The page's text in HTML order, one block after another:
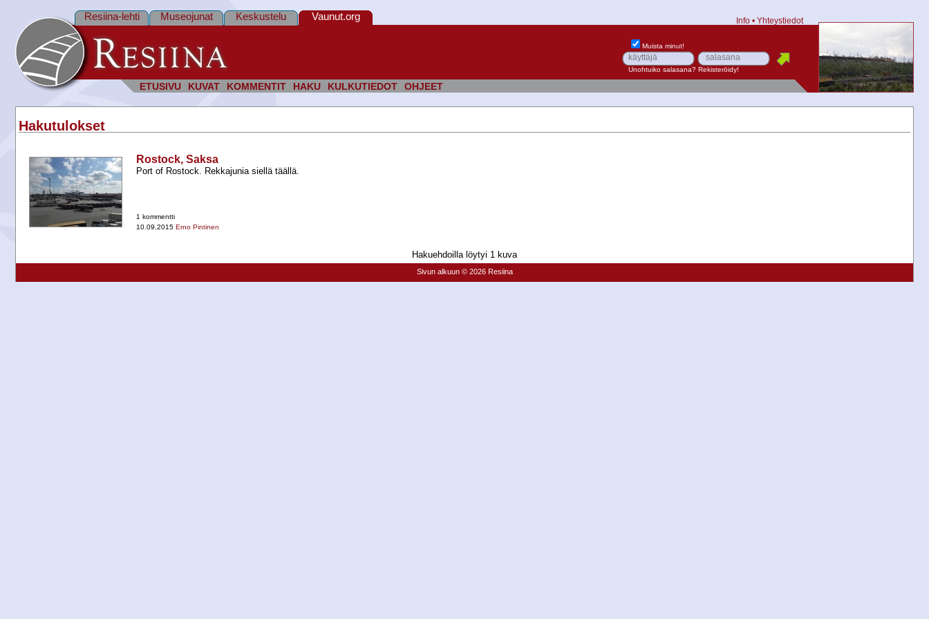
ETUSIVU KUVAT KOMMENTIT HAKU KULKUTIEDOT OHJEET
Resiina-lehti Museojunat Keskustelu Vaunut.org Info • Yhteystiedot
Muista minut!
Unohtuiko salasana? Rekisteröidy!
Hakutulokset
Rostock, Saksa
Port of Rostock. Rekkajunia siellä täällä.
1 kommentti
10.09.2015 Erno Pintinen
Hakuehdoilla löytyi 1 kuva
Sivun alkuun © 2026 Resiina